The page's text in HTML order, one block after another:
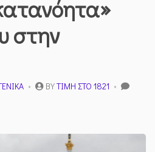
στην
BYΤΙΜΉ ΣΤΟ 1821